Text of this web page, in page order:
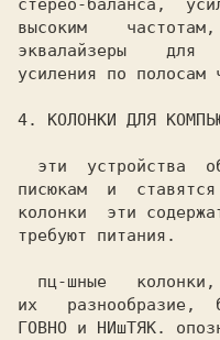
стерео-баланса,
высоким
эквалайзеры    для
усиления по
писюкам  и
колонки  эти
требуют
их   разнообразие,
ГОВНО и НИшТЯК.